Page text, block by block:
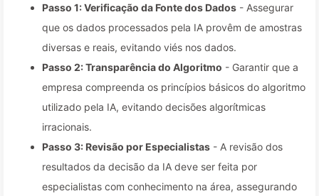
Passo 1: Verificação da Fonte dos Dados - Assegurar
que os dados processados pela IA provêm de amostras
diversas e reais, evitando viés nos dados.
Passo 2: Transparência do Algoritmo - Garantir que a
empresa compreenda os princípios básicos do algoritmo
utilizado pela IA, evitando decisões algorítmicas
irracionais.
Passo 3: Revisão por Especialistas - A revisão dos
resultados da decisão da IA deve ser feita por
especialistas com conhecimento na área, assegurando